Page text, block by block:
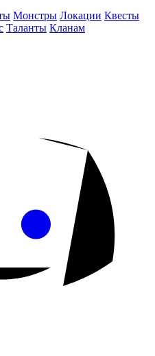
Монстры Локации Квесты
Таланты Кланам